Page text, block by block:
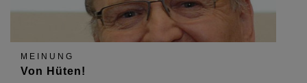
MEINUNG
Von Hüten!